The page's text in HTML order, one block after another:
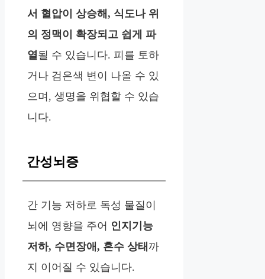
서 혈압이 상승해, 식도나 위
의 정맥이 확장되고 쉽게 파
열될 수 있습니다. 피를 토하
거나 검은색 변이 나올 수 있
으며, 생명을 위협할 수 있습
니다.
간성뇌증
간 기능 저하로 독성 물질이
뇌에 영향을 주어 인지기능
저하, 수면장애, 혼수 상태 까
지 이어질 수 있습니다.